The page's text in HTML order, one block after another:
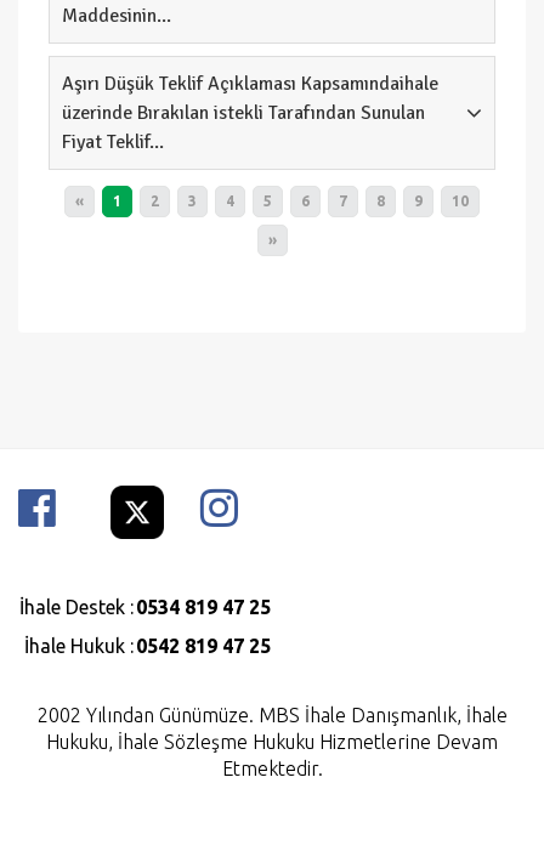
Maddesinin...
Aşırı Düşük Teklif Açıklaması Kapsamındaihale
üzerinde Bırakılan istekli Tarafından Sunulan
Fiyat Teklif...
« 1 2 3 4 5 6 7 8 9 10
»
İhale Destek :0534 819 47 25
İhale Hukuk :0542 819 47 25
2002 Yılından Günümüze. MBS İhale Danışmanlık, İhale
Hukuku, İhale Sözleşme Hukuku Hizmetlerine Devam
Etmektedir.